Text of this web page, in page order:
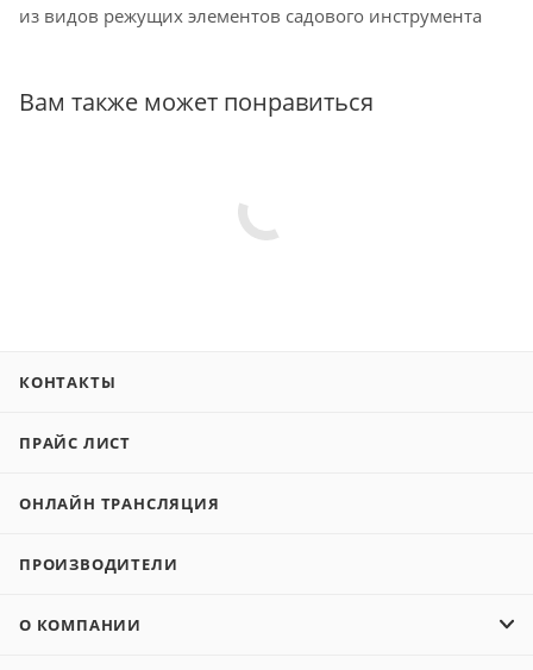
из видов режущих элементов садового инструмента
Вам также может понравиться
КОНТАКТЫ
ПРАЙС ЛИСТ
ОНЛАЙН ТРАНСЛЯЦИЯ
ПРОИЗВОДИТЕЛИ
О КОМПАНИИ